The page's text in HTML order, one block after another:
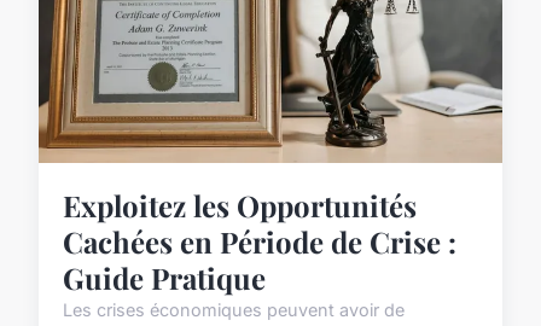
Exploitez les Opportunités
Cachées en Période de Crise :
Guide Pratique
Les crises économiques peuvent avoir de